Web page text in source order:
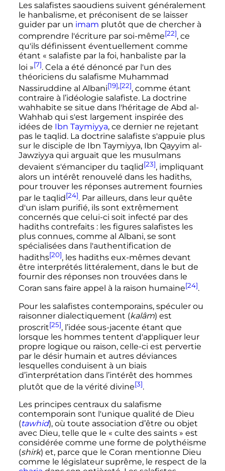
Les salafistes saoudiens suivent généralement
le hanbalisme, et préconisent de se laisser
guider par un imam plutôt que de chercher à
comprendre l'écriture par soi-même[22], ce
qu'ils définissent éventuellement comme
étant « salafiste par la foi, hanbaliste par la
loi »[7]. Cela a été dénoncé par l'un des
théoriciens du salafisme Muhammad
Nassiruddine al Albani[19],[22], comme étant
contraire à l’idéologie salafiste. La doctrine
wahhabite se situe dans l'héritage de Abd al-
Wahhab qui s'est largement inspirée des
idées de Ibn Taymiyya, ce dernier ne rejetant
pas le taqlid. La doctrine salafiste s'appuie plus
sur le disciple de Ibn Taymiyya, Ibn Qayyim al-
Jawziyya qui arguait que les musulmans
devaient s'émanciper du taqlid[23], impliquant
alors un intérêt renouvelé dans les hadiths,
pour trouver les réponses autrement fournies
par le taqlid[24]. Par ailleurs, dans leur quête
d'un islam purifié, ils sont extrêmement
concernés que celui-ci soit infecté par des
hadiths contrefaits : les figures salafistes les
plus connues, comme al Albani, se sont
spécialisées dans l'authentification de
hadiths[20], les hadiths eux-mêmes devant
être interprétés littéralement, dans le but de
fournir des réponses non trouvées dans le
Coran sans faire appel à la raison humaine[24].
Pour les salafistes contemporains, spéculer ou
raisonner dialectiquement (kalâm) est
proscrit[25], l’idée sous-jacente étant que
lorsque les hommes tentent d'appliquer leur
propre logique ou raison, celle-ci est pervertie
par le désir humain et autres déviances
lesquelles conduisent à un biais
d’interprétation dans l’intérêt des hommes
plutôt que de la vérité divine[3].
Les principes centraux du salafisme
contemporain sont l'unique qualité de Dieu
(tawhid), où toute association d’être ou objet
avec Dieu, telle que le « culte des saints » est
considérée comme une forme de polythéisme
(shirk) et, parce que le Coran mentionne Dieu
comme le législateur suprême, le respect de la